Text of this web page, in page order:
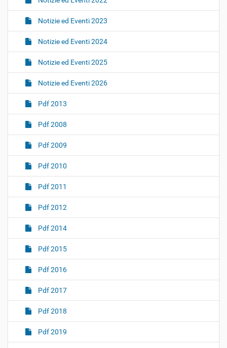
Notizie ed Eventi 2023
Notizie ed Eventi 2024
Notizie ed Eventi 2025
Notizie ed Eventi 2026
Pdf 2013
Pdf 2008
Pdf 2009
Pdf 2010
Pdf 2011
Pdf 2012
Pdf 2014
Pdf 2015
Pdf 2016
Pdf 2017
Pdf 2018
Pdf 2019